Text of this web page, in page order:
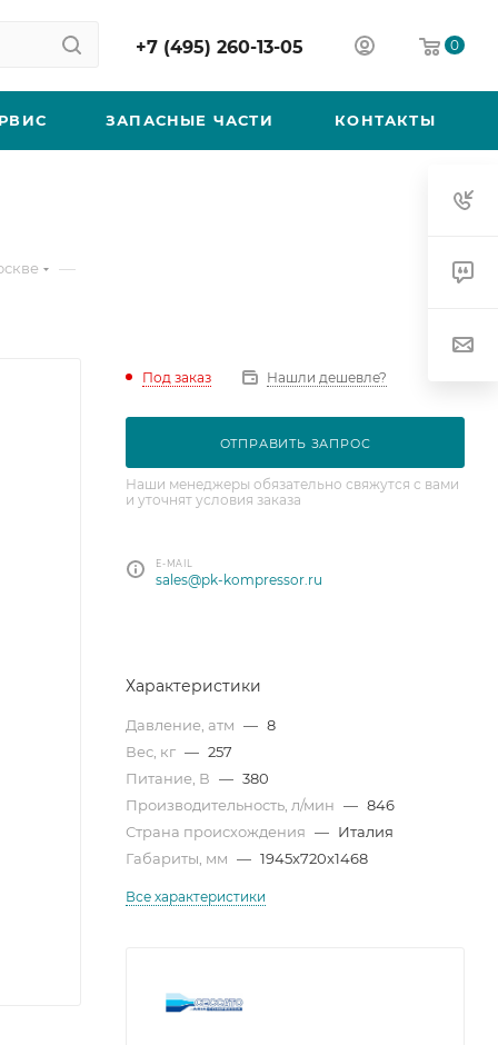
+7 (495) 260-13-05 0
ЗАПАСНЫЕ ЧАСТИ КОНТАКТЫ
—
Под заказ Нашли дешевле?
ОТПРАВИТЬ ЗАПРОС
Наши менеджеры обязательно свяжутся с вами
и уточнят условия заказа
E-MAIL
sales@pk-kompressor.ru
Характеристики
Давление, атм — 8
Вес, кг — 257
Питание, В — 380
Производительность, л/мин — 846
Страна происхождения — Италия
Габариты, мм — 1945x720x1468
Все характеристики